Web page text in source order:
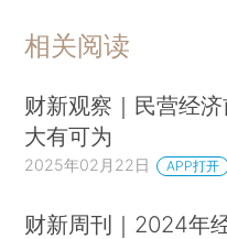
相关阅读
财新观察｜民营经
大有可为
2025年02月22日 APP打开
财新周刊｜2024年